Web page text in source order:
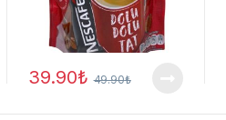
39.90₺ 49.90₺